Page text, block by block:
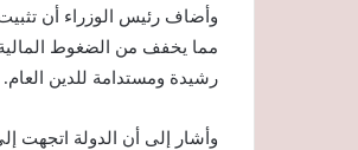
وأضاف رئيس الوزراء أن
مما يخفف من الضغوط المالية
رشيدة ومستدامة للدين العام.
وأشار إلى أن الدولة اتجهت